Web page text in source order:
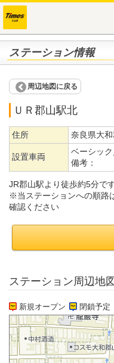
ステーション情報
周辺地図に戻る
ＵＲ郡山駅北
住所 奈良県大
設置車両
ベーシッ
備考：
JR郡山駅より徒歩約5分です
※当ステーションへの順路
確認ください
ステーション周辺地図
新規オープン 閉鎖予定